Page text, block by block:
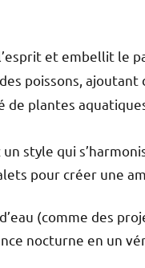
et embellit le
poissons, ajoutant
plantes
style qui
pour créer une
(comme des
nocturne en un